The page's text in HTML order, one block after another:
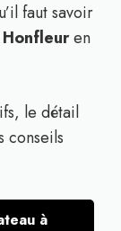
faut savoir
en
le détail
conseils
à